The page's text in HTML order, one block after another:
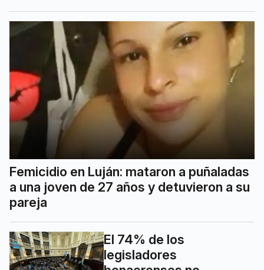
Femicidio en Luján: mataron a puñaladas
a una joven de 27 años y detuvieron a su
pareja
El 74% de los
legisladores